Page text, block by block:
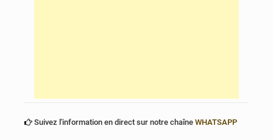
Suivez l'information en direct sur notre chaîne WHATSAPP